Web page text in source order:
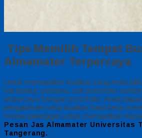
Tips Memilih Tempat
Almamater Terpercaya
Untuk memastikan kualitas yang Anda
hal berikut, pertama, cek portofolio
terpercaya Dengan portofolio, Anda
pengalaman serta kualitas hasil kerja
review pelanggan untuk memastikan
Pesan Jas Almamater Universitas
Tangerang.